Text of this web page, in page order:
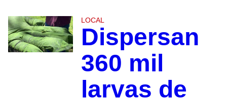
LOCAL
Dispersan
360 mil
larvas de